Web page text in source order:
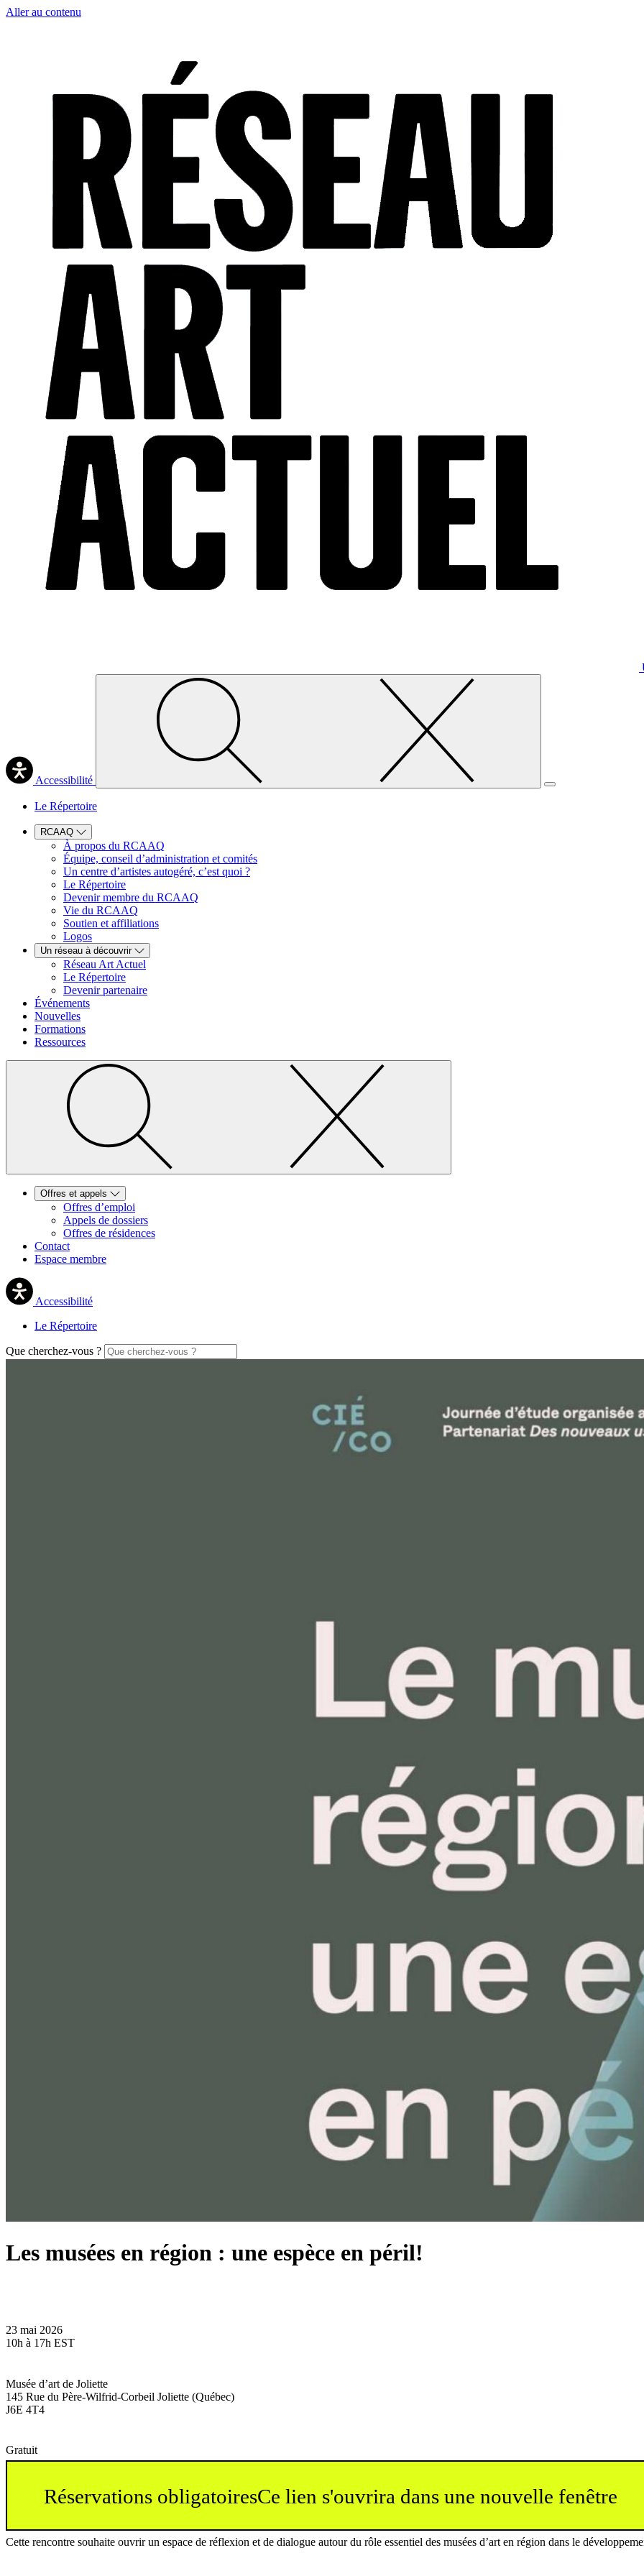
Aller au contenu
Accessibilité
Le Répertoire
RCAAQ
À propos du RCAAQ
Équipe, conseil d’administration et comités
Un centre d’artistes autogéré, c’est quoi ?
Le Répertoire
Devenir membre du RCAAQ
Vie du RCAAQ
Soutien et affiliations
Logos
Un réseau à découvrir
Réseau Art Actuel
Le Répertoire
Devenir partenaire
Événements
Nouvelles
Formations
Ressources
Offres et appels
Offres d’emploi
Appels de dossiers
Offres de résidences
Contact
Espace membre
Accessibilité
Le Répertoire
Que cherchez-vous ?
Les musées en région : une espèce en péril!
23 mai 2026
10h à 17h EST
Musée d’art de Joliette
145 Rue du Père-Wilfrid-Corbeil Joliette (Québec)
J6E 4T4
Gratuit
Réservations obligatoiresCe lien s'ouvrira dans une nouvelle fenêtre
Cette rencontre souhaite ouvrir un espace de réflexion et de dialogue autour du rôle essentiel des musées d’art en région dans le